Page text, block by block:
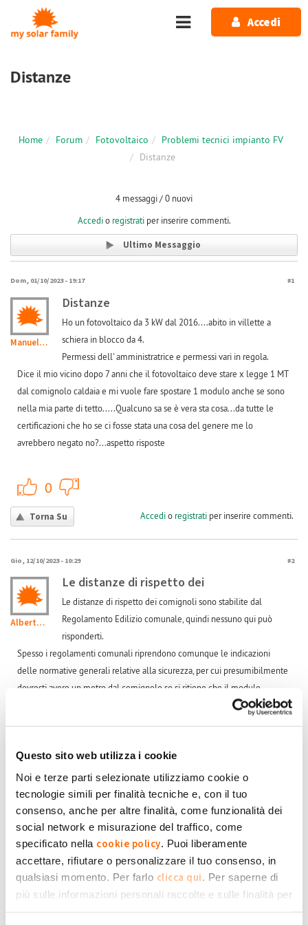
Questo sito web utilizza i cookie
Noi e terze parti selezionate utilizziamo cookie o
tecnologie simili per finalità tecniche e, con il tuo
consenso, anche per altre finalità, come funzionalità dei
social network e misurazione del traffico, come
specificato nella cookie policy . Puoi liberamente
accettare, rifiutare o personalizzare il tuo consenso, in
qualsiasi momento. Per farlo clicca qui . Per saperne di
più sulle informazioni personali raccolte e sulle finalità per
le quali tali informazioni saranno utilizzate, si prega di
Salta al contenuto principale
Accedi
Distanze
Home Forum Fotovoltaico
Problemi tecnici impianto FV
Distanze
4 messaggi / 0 nuovi
Accedio registratiper inserire commenti.
Ultimo Messaggio
Dom, 01/10/2023 - 19:17 #1
Manuele7
Distanze
Ho un fotovoltaico da 3 kW dal 2016....abito in villette a
schiera in blocco da 4.
Permessi dell' amministratrice e permessi vari in regola.
Dice il mio vicino dopo 7 anni che il fotovoltaico deve stare x legge 1 MT
dal comignolo caldaia e mi vuole fare spostare 1 modulo anche se sono
nella mia parte di tetto.....Qualcuno sa se è vera sta cosa...da tutte le
certificazioni che ho se ci fosse stata una cosa del genere me lo
avrebbero negato no?...aspetto risposte
0
Torna Su Accedio registratiper inserire commenti.
Gio, 12/10/2023 - 10:29 #2
Alberto228
Le distanze di rispetto dei
Le distanze di rispetto dei comignoli sono stabilite dal
Regolamento Edilizio comunale, quindi nessuno qui può
risponderti.
Spesso i regolamenti comunali riprendono comunque le indicazioni
delle normative generali relative alla sicurezza, per cui presumibilmente
dovresti avere un metro dal comignolo se si ritiene che il modulo
fotovoltaico rappresenti un ostacolo all'uscita dei fumi. Se il modulo è
ostacolo.
Considera però che il comignolo deve stare a 1.50m dal confine di
proprietà, quindi devi vedere se il tetto è condominiale (nel qual caso
non esiste un vero confine di proprietà, e non puoi dire "sono nella mia
parte di tetto") o privato (nel qual caso è il comignolo ad essere
posizionato male).
Se il comignolo non è vicino al colmo (come mi sembra di capire dal
fatto che ci sia un modulo ftv vicino), la sua bocca deve stare a 1.30m
dalla superficie del tetto, per cui devi vedere se installando i pannelli tu
non abbia ridotto questa altezza. Se la bocca del comignolo non è